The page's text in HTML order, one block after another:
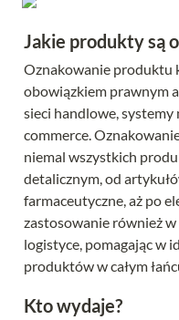
Jakie produkty są
Oznakowanie produktu
obowiązkiem prawnym
sieci handlowe,
commerce.
niemal wszystkich
detalicznym, od
farmaceutyczne, aż po
zastosowanie również
logistyce, pomagając w
produktów w całym
Kto wydaje?